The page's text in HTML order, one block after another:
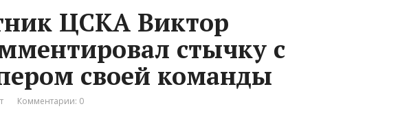
ЦСКА Виктор
стычку с
своей команды
Комментарии: 0